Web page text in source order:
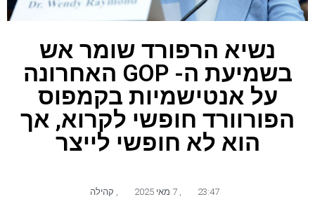
נשיא הרפורד שומר אש
בשמיעת ה- GOP האחרונה
על אנטישמיות בקמפוס
הפורוורד חופשי לקרוא, אך
הוא לא חופשי לייצר
23:47 קהילה